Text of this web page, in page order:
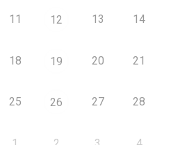
11 12 13 14
18 19 20 21
25 26 27 28